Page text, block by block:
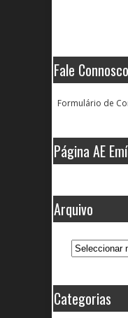
Fale Connosco
Formulário de
Página AE
Arquivo
Arquivo
Categorias